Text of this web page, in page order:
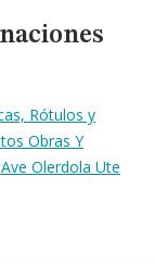
Rótulos y
Obras Y
Olerdola Ute